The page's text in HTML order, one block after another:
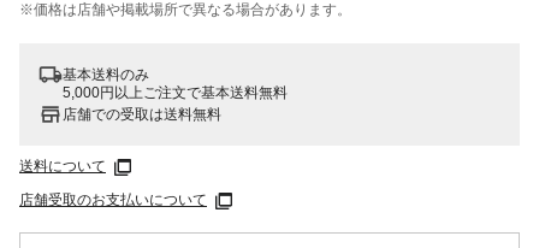
※価格は​店舗や​掲載場所で​異なる​場合が​あります。
基本送料のみ
5,000円以上ご注文で基本送料無料
店舗での受取は送料無料
送料について
店舗受取のお支払いについて